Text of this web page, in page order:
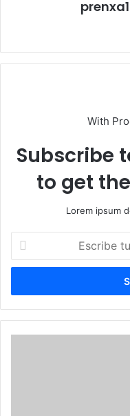
With
Subscribe
to get
Lorem ipsum
correo